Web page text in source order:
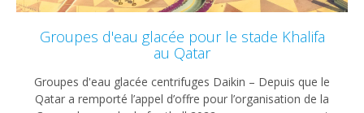
Groupes d'eau glacée pour le stade Khalifa
au Qatar
Groupes d'eau glacée centrifuges Daikin – Depuis que le
Qatar a remporté l’appel d’offre pour l’organisation de la